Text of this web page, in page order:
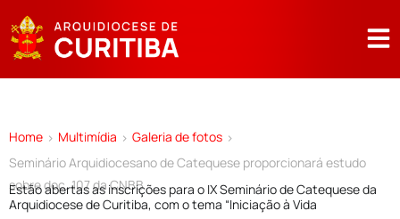
Home > Multimídia > Galeria de fotos >
Seminário Arquidiocesano de Catequese proporcionará estudo
sobre doc. 107 da CNBB
Estão abertas as inscrições para o IX Seminário de Catequese da
Arquidiocese de Curitiba, com o tema “Iniciação à Vida